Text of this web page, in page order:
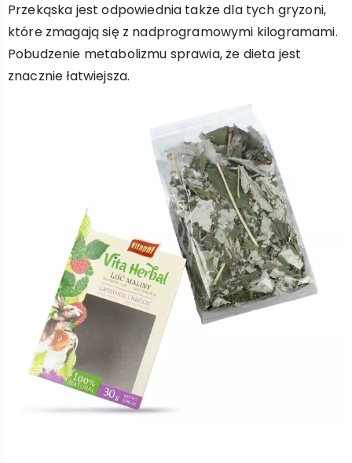
Przekąska jest odpowiednia także dla tych gryzoni,
które zmagają się z nadprogramowymi kilogramami.
Pobudzenie metabolizmu sprawia, że dieta jest
znacznie łatwiejsza.